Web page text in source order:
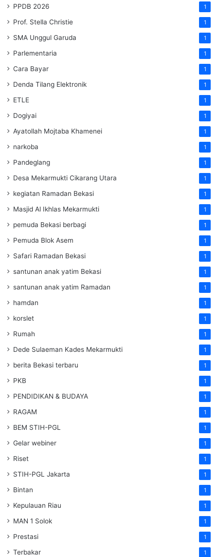
PPDB 2026 1
Prof. Stella Christie 1
SMA Unggul Garuda 1
Parlementaria 1
Cara Bayar 1
Denda Tilang Elektronik 1
ETLE 1
Dogiyai 1
Ayatollah Mojtaba Khamenei 1
narkoba 1
Pandeglang 1
Desa Mekarmukti Cikarang Utara 1
kegiatan Ramadan Bekasi 1
Masjid Al Ikhlas Mekarmukti 1
pemuda Bekasi berbagi 1
Pemuda Blok Asem 1
Safari Ramadan Bekasi 1
santunan anak yatim Bekasi 1
santunan anak yatim Ramadan 1
hamdan 1
korslet 1
Rumah 1
Dede Sulaeman Kades Mekarmukti 1
berita Bekasi terbaru 1
PKB 1
PENDIDIKAN & BUDAYA 1
RAGAM 1
BEM STIH-PGL 1
Gelar webiner 1
Riset 1
STIH-PGL Jakarta 1
Bintan 1
Kepulauan Riau 1
MAN 1 Solok 1
Prestasi 1
Terbakar 1